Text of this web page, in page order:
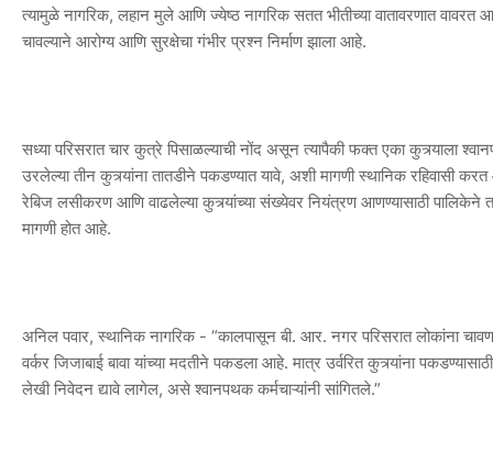
त्यामुळे नागरिक, लहान मुले आणि ज्येष्ठ नागरिक सतत भीतीच्या वातावरणात वावरत
चावल्याने आरोग्य आणि सुरक्षेचा गंभीर प्रश्न निर्माण झाला आहे.
सध्या परिसरात चार कुत्रे पिसाळल्याची नोंद असून त्यापैकी फक्त एका कुत्र्याला
उरलेल्या तीन कुत्र्यांना तातडीने पकडण्यात यावे, अशी मागणी स्थानिक रहिवासी
रेबिज लसीकरण आणि वाढलेल्या कुत्र्यांच्या संख्येवर नियंत्रण आणण्यासाठी पालिकेने
मागणी होत आहे.
अनिल पवार, स्थानिक नागरिक - “कालपासून बी. आर. नगर परिसरात लोकांना
वर्कर जिजाबाई बावा यांच्या मदतीने पकडला आहे. मात्र उर्वरित कुत्र्यांना
लेखी निवेदन द्यावे लागेल, असे श्वानपथक कर्मचाऱ्यांनी सांगितले.”